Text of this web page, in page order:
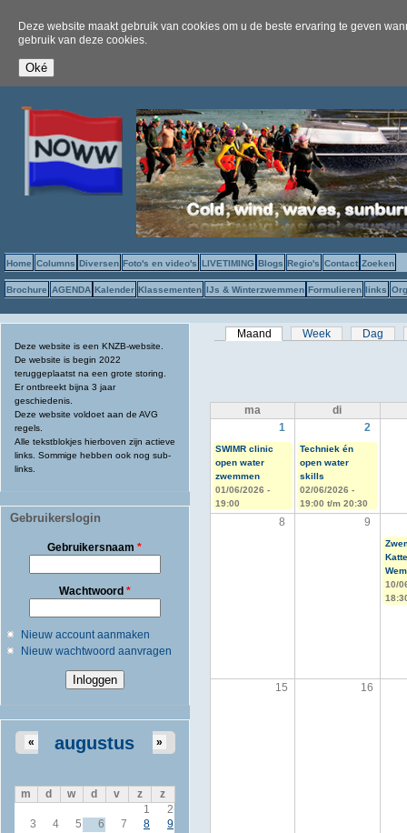
Deze website maakt gebruik van cookies om u de beste ervaring te geven
gebruik van deze cookies.
Home Columns Diversen Foto's en video's LIVETIMING Blogs Regio's Contact Zoeken
Brochure AGENDA Kalender Klassementen IJs & Winterzwemmen Formulieren links
Deze website is een KNZB-website.
De website is begin 2022
teruggeplaatst na een grote storing.
Er ontbreekt bijna 3 jaar
geschiedenis.
Deze website voldoet aan de AVG
regels.
Alle tekstblokjes hierboven zijn actieve
links. Sommige hebben ook nog sub-
links.
Gebruikerslogin
Gebruikersnaam*
Wachtwoord *
Nieuw account aanmaken
Nieuw wachtwoord aanvragen
augustus
« »
m d w d v z
z
1
2
3
4 5 6 7 8
9
Primaire tabs
Maand (actieve tabblad)
Week Dag
ma
di
1
2
SWIMR clinic
open water
zwemmen
01/06/2026 -
19:00
Techniek én
open water
skills
02/06/2026 -
19:00 t/m 20:30
8 9
10/
15 16